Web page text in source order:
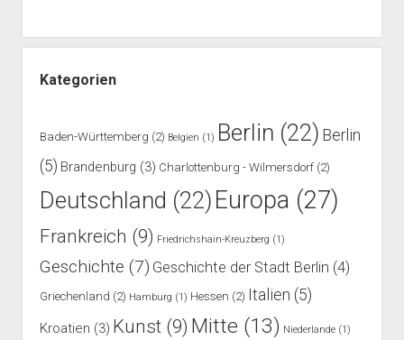
Kategorien
Baden-Württemberg (2) Belgien (1) Berlin (22) Berlin
(5) Brandenburg (3) Charlottenburg - Wilmersdorf(2)
Deutschland (22) Europa (27)
Frankreich (9) Friedrichshain-Kreuzberg (1)
Geschichte (7) Geschichte der Stadt Berlin (4)
Griechenland (2) Hamburg (1) Hessen (2) Italien (5)
Kroatien (3) Kunst(9) Mitte (13) Niederlande(1)